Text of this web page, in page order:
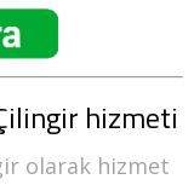
hizmeti
olarak hizmet